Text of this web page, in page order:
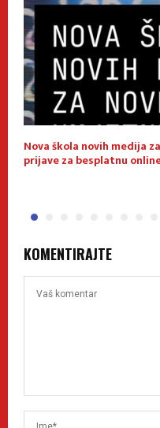
Nova škola novih medija
prijave za besplatnu
KOMENTIRAJTE